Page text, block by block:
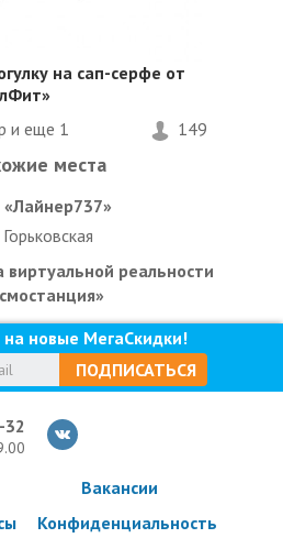
на сап-серфе от
и еще 1 149
места
«Лайнер737»
Горьковская
виртуальной реальности
новые МегаСкидки!
ПОДПИСАТЬСЯ
32
Вакансии
Конфиденциальность